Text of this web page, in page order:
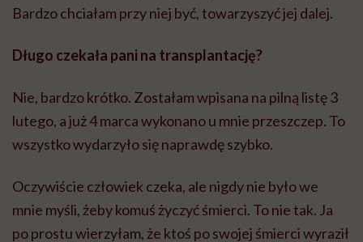
Bardzo chciałam przy niej być, towarzyszyć jej dalej.
Długo czekała pani na transplantację?
Nie, bardzo krótko. Zostałam wpisana na pilną listę 3
lutego, a już 4 marca wykonano u mnie przeszczep. To
wszystko wydarzyło się naprawdę szybko.
Oczywiście człowiek czeka, ale nigdy nie było we
mnie myśli, żeby komuś życzyć śmierci. To nie tak. Ja
po prostu wierzyłam, że ktoś po swojej śmierci wyraził